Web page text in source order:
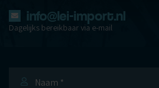
info@lei-import.nl
Dagelijks bereikbaar via e-mail